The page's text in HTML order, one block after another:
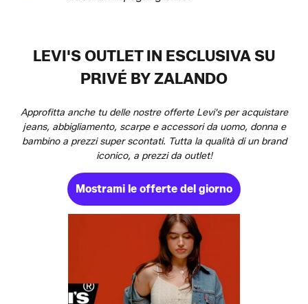
LEVI'S OUTLET IN ESCLUSIVA SU
PRIVÉ BY ZALANDO
Approfitta anche tu delle nostre offerte Levi's per acquistare
jeans, abbigliamento, scarpe e accessori da uomo, donna e
bambino a prezzi super scontati. Tutta la qualità di un brand
iconico, a prezzi da outlet!
Mostrami le offerte del giorno